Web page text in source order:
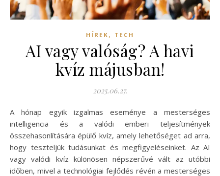
HÍREK, TECH
AI vagy valóság? A havi
kvíz májusban!
2025.06.27.
A hónap egyik izgalmas eseménye a mesterséges
intelligencia és a valódi emberi teljesítmények
összehasonlítására épülő kvíz, amely lehetőséget ad arra,
hogy teszteljük tudásunkat és megfigyeléseinket. Az AI
vagy valódi kvíz különösen népszerűvé vált az utóbbi
időben, mivel a technológiai fejlődés révén a mesterséges